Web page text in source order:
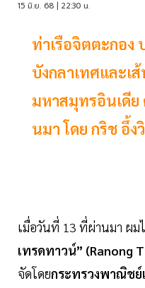
15 มิ.ย. 68 | 22:30 น.
ท่าเรือจิตตะกอง
บังกลาเทศและเ
มหาสมุทรอินเดีย
นมา โดย กริช อึ้ง
เมื่อวันที่ 13 ที่ผ่านมา ผม
เทรดทาวน์” (Ranong
จัดโดยกระทรวงพาณิชย์